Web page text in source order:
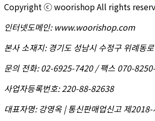
Copyright ⓒ woorishop All rights
인터넷도메인:www.woorishop.com
본사 소재지:경기도 성남시 수정구 위례동
문의 전화:02-6925-7420 / 팩스 070-
사업자등록번호:220-88-82638
대표자명:강영옥 | 통신판매업신고 제